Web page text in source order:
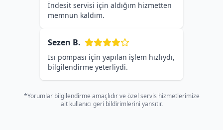
İndesit servisi için aldığım hizmetten
memnun kaldım.
Sezen B.
Isı pompası için yapılan işlem hızlıydı,
bilgilendirme yeterliydi.
*Yorumlar bilgilendirme amaçlıdır ve özel servis hizmetlerimize
ait kullanıcı geri bildirimlerini yansıtır.